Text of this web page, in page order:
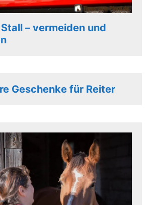
– vermeiden und
Geschenke für Reiter